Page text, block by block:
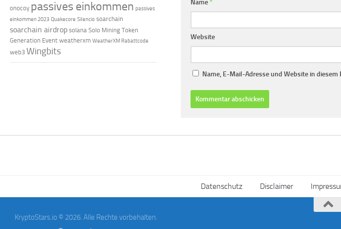
Name *
Website
Name, E-Mail-Adresse und Website in
onocoy passives einkommen passives
einkommen 2023 Quakecore Silencio soarchain
soarchain airdrop solana Solo Mining Token
Generation Event weatherxm WeatherXM Rabattcode
web3 Wingbits
Datenschutz Disclaimer
KryptoStars.io © 2026. Alle Rechte vorbehalten.